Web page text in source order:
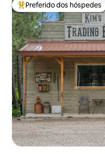
Entre os melhores
Preferido dos hóspedes